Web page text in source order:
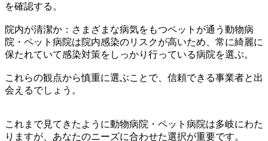
を確認する。
院内が清潔か：さまざまな病気をもつペットが通う動物病
院・ペット病院は院内感染のリスクが高いため、常に綺麗に
保たれていて感染対策をしっかり行っている病院を選ぶ。
これらの観点から慎重に選ぶことで、信頼できる事業者と出
会えるでしょう。
これまで見てきたように動物病院・ペット病院は多岐にわた
りますが、あなたのニーズに合わせた選択が重要です。